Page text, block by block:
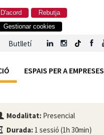
Rebutja
D'acord
Gestionar cookies
Butlletí
ESPAIS PER A EMPRESES
Modalitat: Presencial
Durada: 1 sessió (1h 30min)